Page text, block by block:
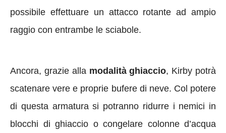
possibile effettuare un attacco rotante ad ampio
raggio con entrambe le sciabole.
Ancora, grazie alla modalità ghiaccio, Kirby potrà
scatenare vere e proprie bufere di neve. Col potere
di questa armatura si potranno ridurre i nemici in
blocchi di ghiaccio o congelare colonne d’acqua